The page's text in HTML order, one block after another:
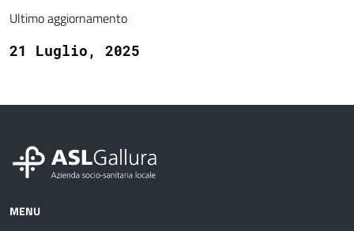
Ultimo aggiornamento
21 Luglio, 2025
MENU